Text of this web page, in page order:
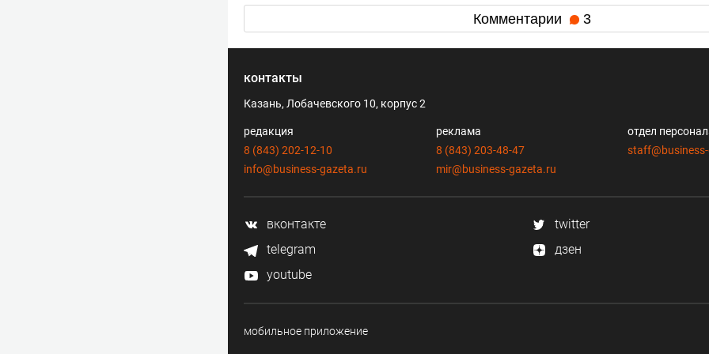
Комментарии 3
контакты
Казань, Лобачевского 10, корпус 2
редакция
8 (843) 202-12-10
info@business-gazeta.ru
реклама
8 (843) 203-48-47
mir@business-gazeta.ru
отдел
вконтакте
twitter
telegram
дзен
youtube
мобильное приложение